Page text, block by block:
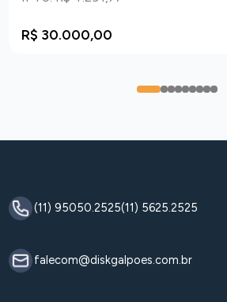
R$ 30.000,00
0 12345678
(11) 95050.2525(11) 5625.2525
falecom@diskgalpoes.com.br